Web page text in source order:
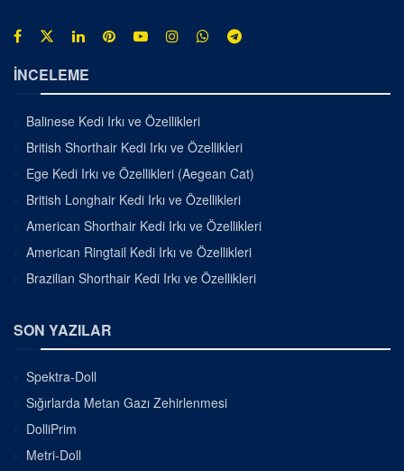
İNCELEME
Balinese Kedi Irkı ve Özellikleri
British Shorthair Kedi Irkı ve Özellikleri
Ege Kedi Irkı ve Özellikleri (Aegean Cat)
British Longhair Kedi Irkı ve Özellikleri
American Shorthair Kedi Irkı ve Özellikleri
American Ringtail Kedi Irkı ve Özellikleri
Brazilian Shorthair Kedi Irkı ve Özellikleri
SON YAZILAR
Spektra-Doll
Sığırlarda Metan Gazı Zehirlenmesi
DolliPrim
Metri-Doll